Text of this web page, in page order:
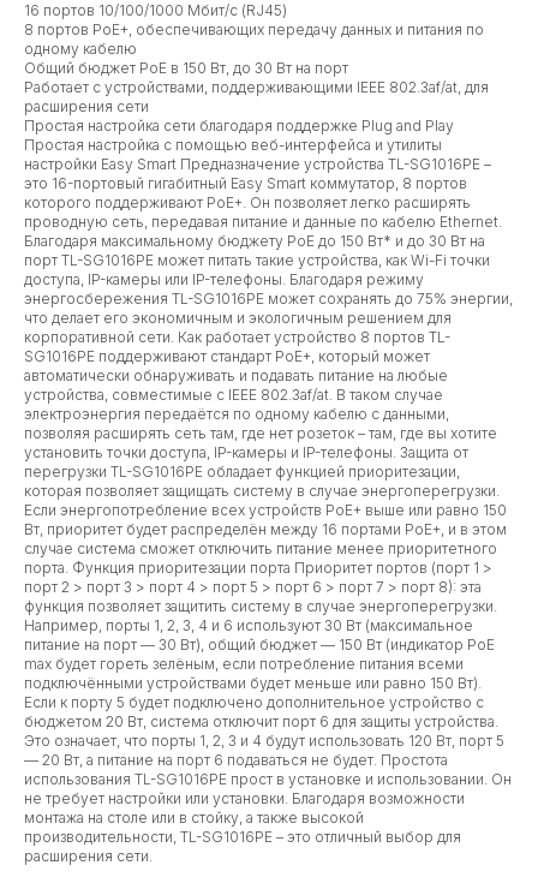
16 портов 10/100/1000 Мбит/с (RJ45)
8 портов PoE+, обеспечивающих передачу данных и питания по
одному кабелю
Общий бюджет PoE в 150 Вт, до 30 Вт на порт
Работает с устройствами, поддерживающими IEEE 802.3af/at, для
расширения сети
Простая настройка сети благодаря поддержке Plug and Play
Простая настройка с помощью веб-интерфейса и утилиты
настройки Easy Smart Предназначение устройства TL-SG1016PE –
это 16-портовый гигабитный Easy Smart коммутатор, 8 портов
которого поддерживают PoE+. Он позволяет легко расширять
проводную сеть, передавая питание и данные по кабелю Ethernet.
Благодаря максимальному бюджету PoE до 150 Вт* и до 30 Вт на
порт TL-SG1016PE может питать такие устройства, как Wi-Fi точки
доступа, IP-камеры или IP-телефоны. Благодаря режиму
энергосбережения TL-SG1016PE может сохранять до 75% энергии,
что делает его экономичным и экологичным решением для
корпоративной сети. Как работает устройство 8 портов TL-
SG1016PE поддерживают стандарт PoE+, который может
автоматически обнаруживать и подавать питание на любые
устройства, совместимые с IEEE 802.3af/at. В таком случае
электроэнергия передаётся по одному кабелю с данными,
позволяя расширять сеть там, где нет розеток – там, где вы хотите
установить точки доступа, IP-камеры и IP-телефоны. Защита от
перегрузки TL-SG1016PE обладает функцией приоритезации,
которая позволяет защищать систему в случае энергоперегрузки.
Если энергопотребление всех устройств PoE+ выше или равно 150
Вт, приоритет будет распределён между 16 портами PoE+, и в этом
случае система сможет отключить питание менее приоритетного
порта. Функция приоритезации порта Приоритет портов (порт 1 >
порт 2 > порт 3 > порт 4 > порт 5 > порт 6 > порт 7 > порт 8): эта
функция позволяет защитить систему в случае энергоперегрузки.
Например, порты 1, 2, 3, 4 и 6 используют 30 Вт (максимальное
питание на порт — 30 Вт), общий бюджет — 150 Вт (индикатор PoE
max будет гореть зелёным, если потребление питания всеми
подключёнными устройствами будет меньше или равно 150 Вт).
Если к порту 5 будет подключено дополнительное устройство с
бюджетом 20 Вт, система отключит порт 6 для защиты устройства.
Это означает, что порты 1, 2, 3 и 4 будут использовать 120 Вт, порт 5
— 20 Вт, а питание на порт 6 подаваться не будет. Простота
использования TL-SG1016PE прост в установке и использовании. Он
не требует настройки или установки. Благодаря возможности
монтажа на столе или в стойку, а также высокой
производительности, TL-SG1016PE – это отличный выбор для
расширения сети.